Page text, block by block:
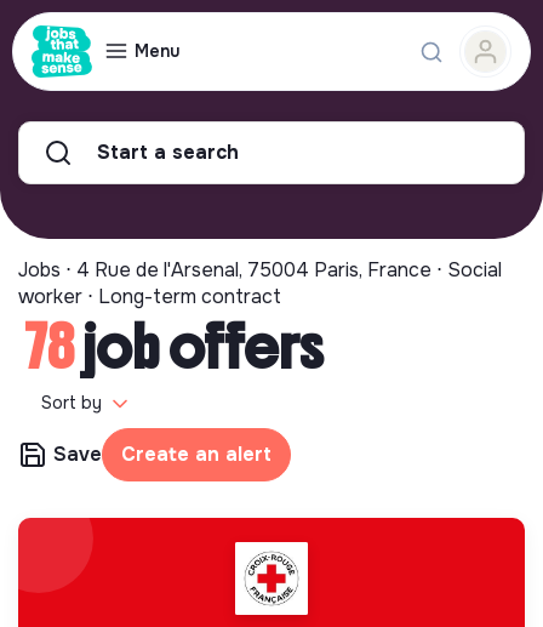
Menu
Start a search
Jobs ⋅ 4 Rue de l'Arsenal, 75004 Paris, France ⋅ Social
worker ⋅ Long-term contract
78job offers
Sort by
Save Create an alert